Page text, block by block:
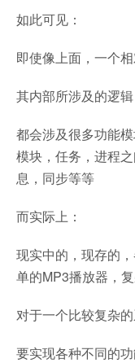
如此可见：
即使像上面，一个
其内部所涉及的逻
都会涉及很多功能
模块，任务，进程
息，同步等等
而实际上：
现实中的，现存的
单的MP3播放器，
对于一个比较复杂
要实现各种不同的